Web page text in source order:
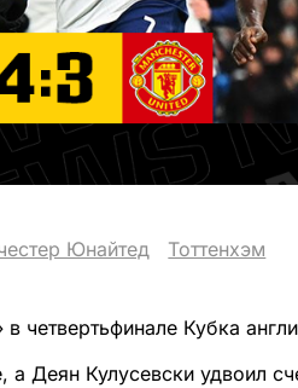
Юнайтед Тоттенхэм
четвертьфинале Кубка
Деян Кулусевски удвоил